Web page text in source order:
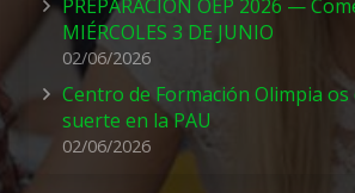
PREPARACIÓN OEP 2026 —
MIÉRCOLES 3 DE JUNIO
02/06/2026
Centro de Formación Olimpia os
suerte en la PAU
02/06/2026